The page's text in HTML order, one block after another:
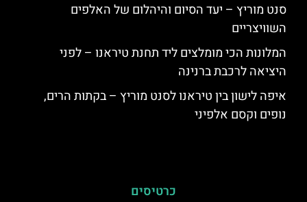
סנט מוריץ – יעד הסיום והיהלום של האלפים
השוויצריים
המלונות הכי מומלצים ליד תחנת טיראנו – לפני
היציאה לרכבת ברנינה
איפה לישון בין טיראנו לסנט מוריץ – בקתות הרים,
נופים וקסם אלפיני
כרטיסים